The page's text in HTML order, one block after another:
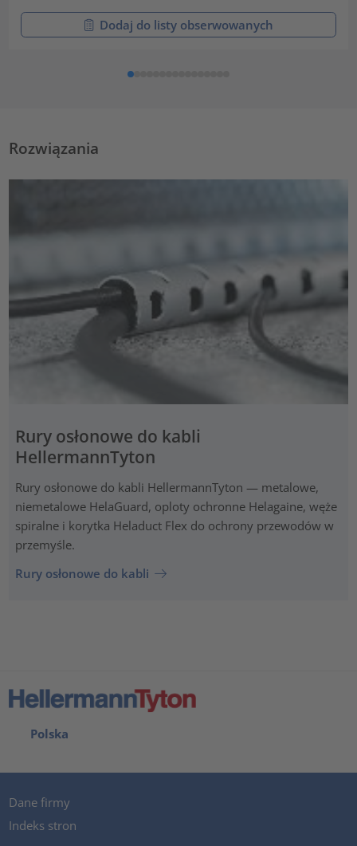
Dodaj do listy obserwowanych
Rozwiązania
Rury osłonowe do kabli
HellermannTyton
Rury osłonowe do kabli HellermannTyton — metalowe,
niemetalowe HelaGuard, oploty ochronne Helagaine, węże
spiralne i korytka Heladuct Flex do ochrony przewodów w
przemyśle.
Rury osłonowe do kabli
Polska
Dane firmy
Indeks stron